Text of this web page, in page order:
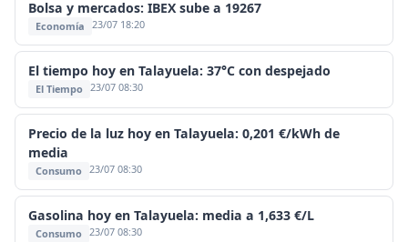
Bolsa y mercados: IBEX sube a 19267
Economía 23/07 18:20
El tiempo hoy en Talayuela: 37°C con despejado
El Tiempo 23/07 08:30
Precio de la luz hoy en Talayuela: 0,201 €/kWh de
media
Consumo 23/07 08:30
Gasolina hoy en Talayuela: media a 1,633 €/L
Consumo 23/07 08:30